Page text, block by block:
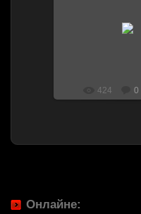
424 0
Онлайне: